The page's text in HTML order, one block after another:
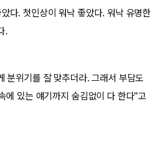
다. 첫인상이 워낙 좋았다. 워낙 유명한
.
분위기를 잘 맞추더라. 그래서 부담도
에 있는 얘기까지 숨김없이 다 한다"고